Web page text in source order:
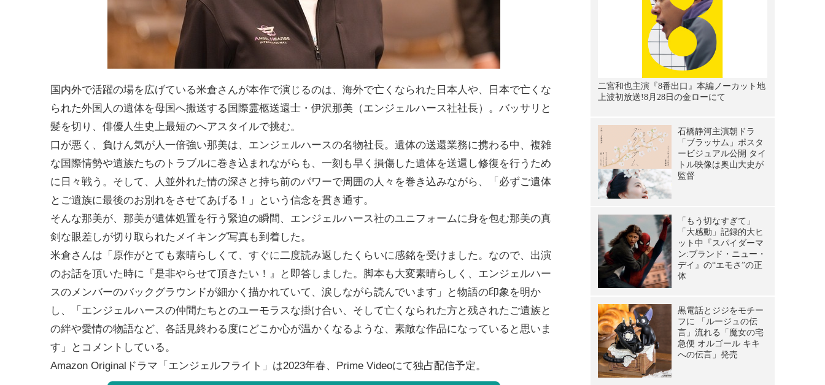
国内外で活躍の場を広げている米倉さんが本作で演じるのは、海外で亡くなられた日本人や、日本で亡くな
られた外国人の遺体を母国へ搬送する国際霊柩送還士・伊沢那美（エンジェルハース社社長）。バッサリと
髪を切り、俳優人生史上最短のへアスタイルで挑む。
口が悪く、負けん気が人一倍強い那美は、エンジェルハースの名物社長。遺体の送還業務に携わる中、複雑
な国際情勢や遺族たちのトラブルに巻き込まれながらも、一刻も早く損傷した遺体を送還し修復を行うため
に日々戦う。そして、人並外れた情の深さと持ち前のパワーで周囲の人々を巻き込みながら、「必ずご遺体
とご遺族に最後のお別れをさせてあげる！」という信念を貫き通す。
そんな那美が、那美が遺体処置を行う緊迫の瞬間、エンジェルハース社のユニフォームに身を包む那美の真
剣な眼差しが切り取られたメイキング写真も到着した。
米倉さんは「原作がとても素晴らしくて、すぐに二度読み返したくらいに感銘を受けました。なので、出演
のお話を頂いた時に『是非やらせて頂きたい！』と即答しました。脚本も大変素晴らしく、エンジェルハー
スのメンバーのバックグラウンドが細かく描かれていて、涙しながら読んでいます」と物語の印象を明か
し、「エンジェルハースの仲間たちとのユーモラスな掛け合い、そして亡くなられた方と残されたご遺族と
の絆や愛情の物語など、各話見終わる度にどこか心が温かくなるような、素敵な作品になっていると思いま
す」とコメントしている。
Amazon Originalドラマ「エンジェルフライト」は2023年春、Prime Videoにて独占配信予定。